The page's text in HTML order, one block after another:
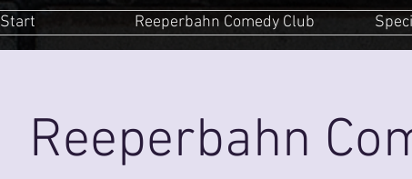
Start Reeperbahn Comedy Club
Reeperbahn